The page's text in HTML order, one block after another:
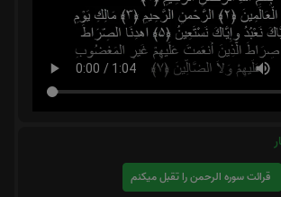
قرائت سوره الرحمن را تقبل میکنم